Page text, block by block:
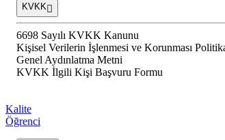
KVKK
6698 Sayılı KVKK Kanunu
Kişisel Verilerin İşlenmesi ve Korunması
Genel Aydınlatma Metni
KVKK İlgili Kişi Başvuru Formu
Kalite
Öğrenci